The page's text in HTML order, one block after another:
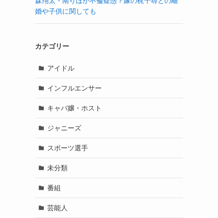
婚や子供に関しても
カテゴリー
アイドル
インフルエンサー
キャバ嬢・ホスト
ジャニーズ
スポーツ選手
未分類
番組
芸能人